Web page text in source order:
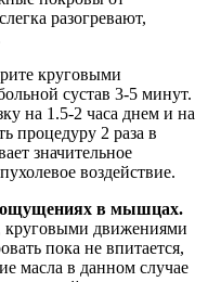
разогревают,
круговыми
сустав 3-5 минут.
на 1.5-2 часа днем и на
процедуру 2 раза в
значительное
воздействие.
ощущениях в мышцах.
круговыми движениями
пока не впитается,
масла в данном случае